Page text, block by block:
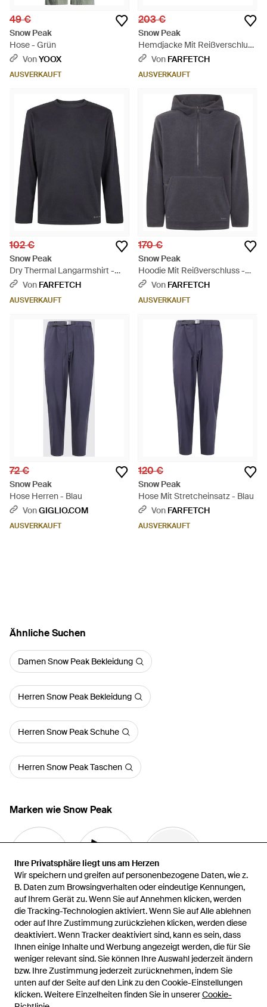
Ihre Privatsphäre liegt uns am Herzen
Wir speichern und greifen auf personenbezogene Daten, wie z.
B. Daten zum Browsingverhalten oder eindeutige Kennungen,
auf Ihrem Gerät zu. Wenn Sie auf Annehmen klicken, werden
die Tracking-Technologien aktiviert. Wenn Sie auf Alle ablehnen
oder auf Ihre Zustimmung zurückziehen klicken, werden diese
deaktiviert. Wenn Tracker deaktiviert sind, kann es sein, dass
Ihnen einige Inhalte und Werbung angezeigt werden, die für Sie
weniger relevant sind. Sie können Ihre Auswahl jederzeit ändern
bzw. Ihre Zustimmung jederzeit zurücknehmen, indem Sie
unten auf der Seite auf den Link zu den Cookie-Einstellungen
klicken. Weitere Einzelheiten finden Sie in unsererCookie-
Ihre Privatsphäre liegt uns am Herzen
Wir speichern und greifen auf personenbezogene Daten, wie z.
B. Daten zum Browsingverhalten oder eindeutige Kennungen,
auf Ihrem Gerät zu. Wenn Sie auf Annehmen klicken, werden
die Tracking-Technologien aktiviert. Wenn Sie auf Alle ablehnen
oder auf Ihre Zustimmung zurückziehen klicken, werden diese
deaktiviert. Wenn Tracker deaktiviert sind, kann es sein, dass
Ihnen einige Inhalte und Werbung angezeigt werden, die für Sie
weniger relevant sind. Sie können Ihre Auswahl jederzeit ändern
bzw. Ihre Zustimmung jederzeit zurücknehmen, indem Sie
unten auf der Seite auf den Link zu den Cookie-Einstellungen
klicken. Weitere Einzelheiten finden Sie in unsererCookie-
49 €
Snow Peak
Hose - Grün
VonYOOX
AUSVERKAUFT
203 €
Snow Peak
Hemdjacke Mit Reißverschluss
- Schwarz
Von FARFETCH
AUSVERKAUFT
102 €
Snow Peak
Dry Thermal Langarmshirt -
BlauVon FARFETCH
AUSVERKAUFT
170 €
Snow Peak
Hoodie Mit Reißverschluss -
GrauVon FARFETCH
AUSVERKAUFT
72 €
Snow Peak
Hose Herren - Blau
VonGIGLIO.COM
AUSVERKAUFT
120 €
Snow Peak
Hose Mit Stretcheinsatz - Blau
Von FARFETCH
AUSVERKAUFT
Ähnliche Suchen
Damen Snow Peak Bekleidung
Herren Snow Peak Bekleidung
Herren Snow Peak Schuhe
Herren Snow Peak Taschen
Marken wie Snow Peak
Gramicci and wander Montbell
Hiking Patrol Klättermusen Goldwin